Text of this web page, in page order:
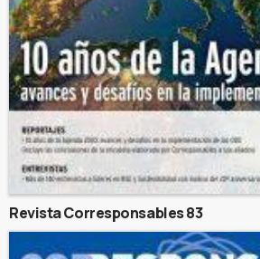
Revista Corresponsables 83